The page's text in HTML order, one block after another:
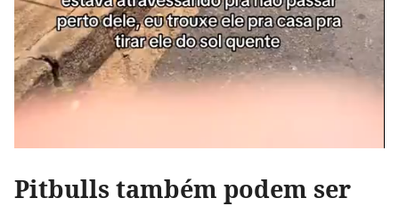
Pitbulls também podem ser